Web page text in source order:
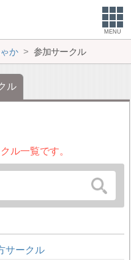
MENU
か 参加サークル
ル
ル一覧です。
サークル